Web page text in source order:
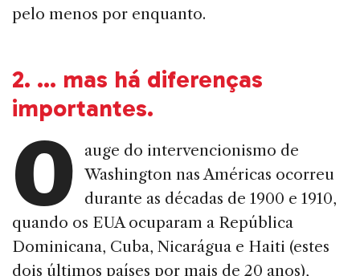
pelo menos por enquanto.
2. … mas há diferenças
importantes.
O
auge do intervencionismo de
Washington nas Américas ocorreu
durante as décadas de 1900 e 1910,
quando os EUA ocuparam a República
Dominicana, Cuba, Nicarágua e Haiti (estes
dois últimos países por mais de 20 anos),